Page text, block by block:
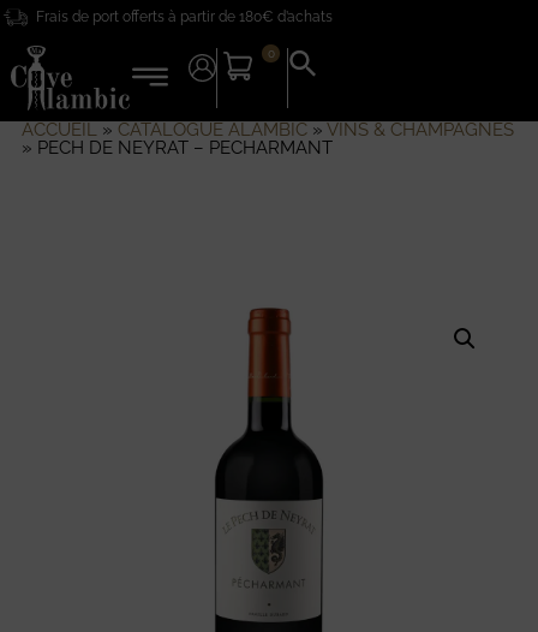
Frais de port offerts à partir de 180€ d’achats
0
Search
for:
ACCUEIL» CATALOGUE ALAMBIC» VINS & CHAMPAGNES
» PECH DE NEYRAT – PECHARMANT